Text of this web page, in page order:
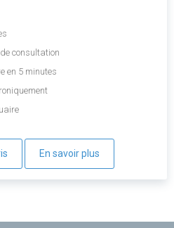
consultation
en 5 minutes
En savoir plus